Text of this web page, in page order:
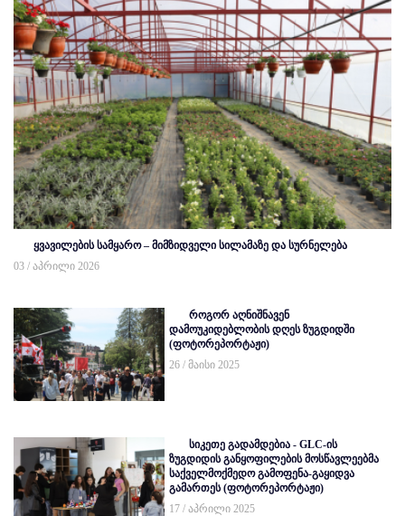
ყვავილების სამყარო – მიმზიდველი სილამაზე და სურნელება
03 / აპრილი 2026
როგორ აღნიშნავენ
დამოუკიდებლობის დღეს ზუგდიდში
(ფოტორეპორტაჟი)
26 / მაისი 2025
სიკეთე გადამდებია - GLC-ის
ზუგდიდის განყოფილების მოსწავლეებმა
საქველმოქმედო გამოფენა-გაყიდვა
გამართეს (ფოტორეპორტაჟი)
17 / აპრილი 2025